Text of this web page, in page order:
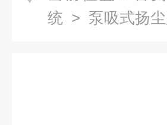
统 > 泵吸式扬